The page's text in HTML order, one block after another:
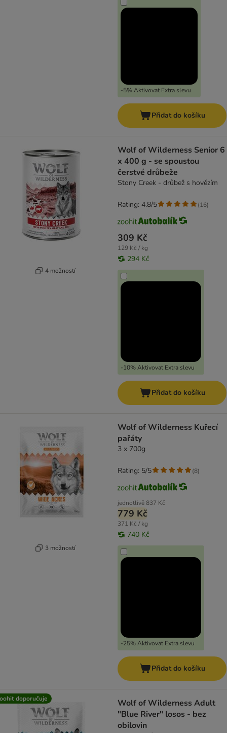
-5% Aktivovat Extra slevu
Přidat do košíku
4 možností
Wolf of Wilderness Senior 6
x 400 g - se spoustou
čerstvé drůbeže
Stony Creek - drůbež s hovězím
309 Kč
129 Kč / kg
294 Kč
-10% Aktivovat Extra slevu
Rating: 4.8/5 (16)
Přidat do košíku
3 možností
Wolf of Wilderness Kuřecí
pařáty
3 x 700g
jednotlivě837 Kč
779 Kč
371 Kč / kg
740 Kč
-25% Aktivovat Extra slevu
Rating: 5/5 (8)
Přidat do košíku
doporučuje
Wolf of Wilderness Adult
"Blue River" losos - bez
obilovin